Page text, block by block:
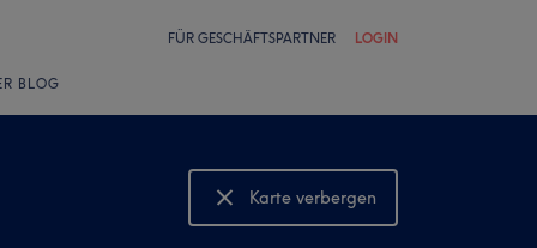
FÜR GESCHÄFTSPARTNER LOGIN
BLOG
Karte verbergen
Karte anzeigen